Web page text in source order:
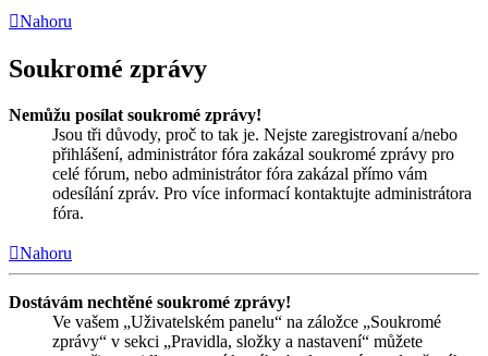
Nahoru
Soukromé zprávy
Nemůžu posílat soukromé zprávy!
Jsou tři důvody, proč to tak je. Nejste zaregistrovaní a/nebo
přihlášení, administrátor fóra zakázal soukromé zprávy pro
celé fórum, nebo administrátor fóra zakázal přímo vám
odesílání zpráv. Pro více informací kontaktujte administrátora
fóra.
Nahoru
Dostávám nechtěné soukromé zprávy!
Ve vašem „Uživatelském panelu“ na záložce „Soukromé
zprávy“ v sekci „Pravidla, složky a nastavení“ můžete